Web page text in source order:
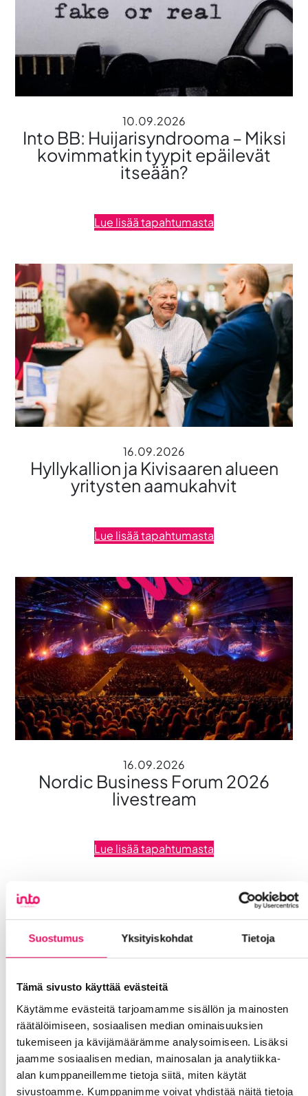
Suostumus Yksityiskohdat Tietoja
Tämä sivusto käyttää evästeitä
Käytämme evästeitä tarjoamamme sisällön ja mainosten
räätälöimiseen, sosiaalisen median ominaisuuksien
tukemiseen ja kävijämäärämme analysoimiseen. Lisäksi
jaamme sosiaalisen median, mainosalan ja analytiikka-
alan kumppaneillemme tietoja siitä, miten käytät
sivustoamme. Kumppanimme voivat yhdistää näitä tietoja
10.09.2026
Into BB: Huijarisyndrooma – Miksi
kovimmatkin tyypit epäilevät
itseään?
Lue lisää tapahtumasta
16.09.2026
Hyllykallion ja Kivisaaren alueen
yritysten aamukahvit
Lue lisää tapahtumasta
16.09.2026
Nordic Business Forum 2026
livestream
Lue lisää tapahtumasta
17.09.2026